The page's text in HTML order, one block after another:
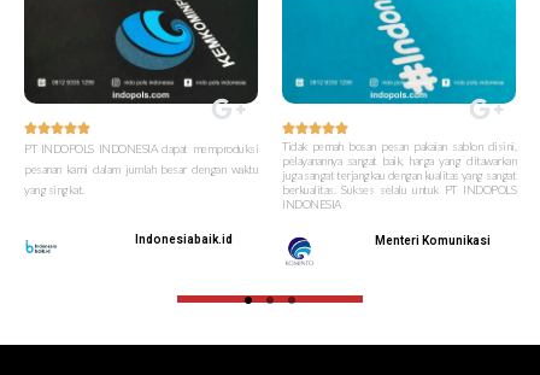

PT INDOPOLS INDONESIA dapat memproduksi
pesanan kami dalam jumlah besar dengan waktu
yang singkat.
Indonesiabaik.id

Tidak pernah bosan pesan pakaian sablon disini,
pelayanannya sangat baik, harga yang ditawarkan
juga sangat terjangkau dengan kualitas yang sangat
berkualitas. Sukses selalu untuk PT INDOPOLS
INDONESIA
Menteri Komunikasi